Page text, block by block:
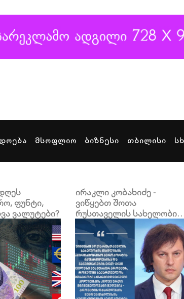
მსოფლიო ბიზნესი თბილისი
ფუნტი,
ვალუტები?
ირაკლი კობახიძე -
ვიწყებთ შოთა
რუსთაველის სახელობის
თბილისის
აეროპორტის
გაფართოებას -
აეროპორტის წლიური
გამტარუნარიანობა 10
მილიონ მგზავრამდე
გაიზრდება